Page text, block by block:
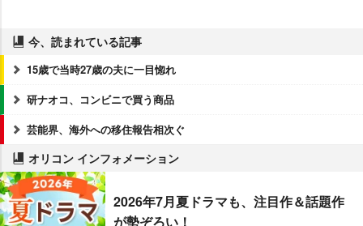
今、読まれている記事
15歳で当時27歳の夫に一目惚れ
研ナオコ、コンビニで買う商品
芸能界、海外への移住報告相次ぐ
オリコン インフォメーション
2026年7月夏ドラマも、注目作＆話題作
が勢ぞろい！